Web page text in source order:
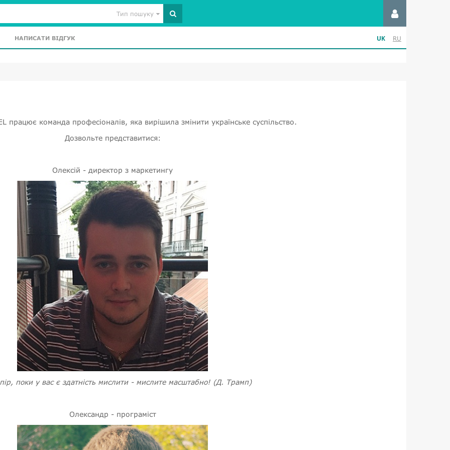
Тип пошуку
НАПИСАТИ ВІДГУК UK RU
працює команда професіоналів, яка вирішила змінити українське суспільство.
Дозвольте представитися:
Олексій - директор з маркетингу
поки у вас є здатність мислити - мислите масштабно! (Д. Трамп)
Олександр - програміст